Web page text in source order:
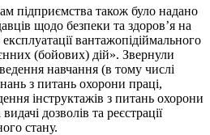
підприємства також було надано
щодо безпеки та здоров’я на
вантажопідіймального
(бойових) дій». Звернули
навчання (в тому числі
з питань охорони праці,
інструктажів з питань охорони
дозволів та реєстрації
стану.